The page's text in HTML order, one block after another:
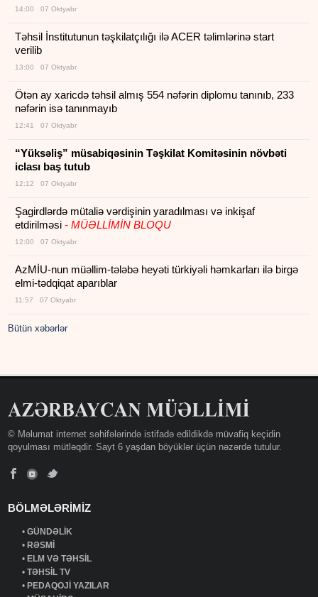
14:00 07 Oktyabr
Təhsil İnstitutunun təşkilatçılığı ilə ACER təlimlərinə start
verilib
13:00 07 Oktyabr
Ötən ay xaricdə təhsil almış 554 nəfərin diplomu tanınıb, 233
nəfərin isə tanınmayıb
12:41 07 Oktyabr
“Yüksəliş” müsabiqəsinin Təşkilat Komitəsinin növbəti
iclası baş tutub
12:12 07 Oktyabr
Şagirdlərdə mütaliə vərdişinin yaradılması və inkişaf
etdirilməsi- MÜƏLLİMİN BLOQU
12:00 07 Oktyabr
AzMİU-nun müəllim-tələbə heyəti türkiyəli həmkarları ilə birgə
elmi-tədqiqat aparıblar
11:57 07 Oktyabr
Bütün xəbərlər
© Məlumat internet səhifələrində istifadə edildikdə müvafiq keçidin
qoyulması mütləqdir. Sayt 6 yaşdan böyüklər üçün nəzərdə tutulur.
BÖLMƏLƏRİMİZ
•GÜNDƏLİK
•RƏSMİ
•ELM VƏ TƏHSİL
•TƏHSİL TV
•PEDAQOJİ YAZILAR